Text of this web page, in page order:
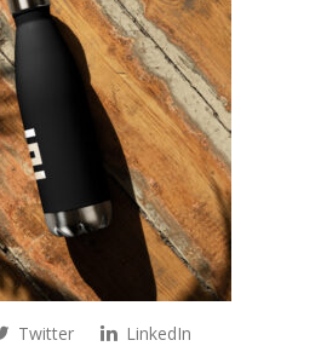
Twitter
LinkedIn